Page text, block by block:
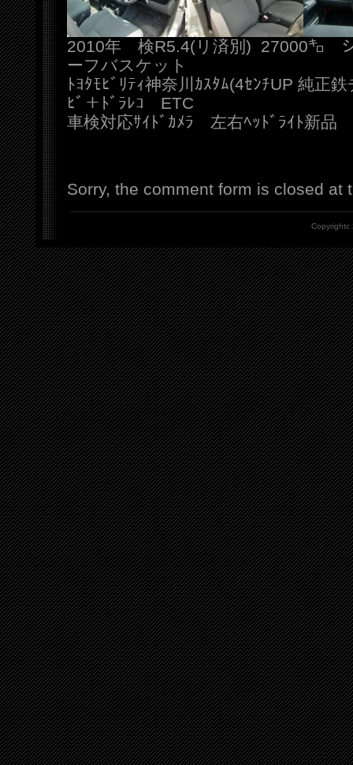
2010年 検R5.4(リ済別) 27000㌔
ーフバスケット
ﾄﾖﾀﾓﾋﾞﾘﾃｨ神奈川ｶｽﾀﾑ(4ｾﾝﾁUP 純正
ﾋﾞ＋ﾄﾞﾗﾚｺ ETC
車検対応ｻｲﾄﾞｶﾒﾗ 左右ﾍｯﾄﾞﾗｲﾄ新品
Sorry, the comment form is closed at
Copyrightc